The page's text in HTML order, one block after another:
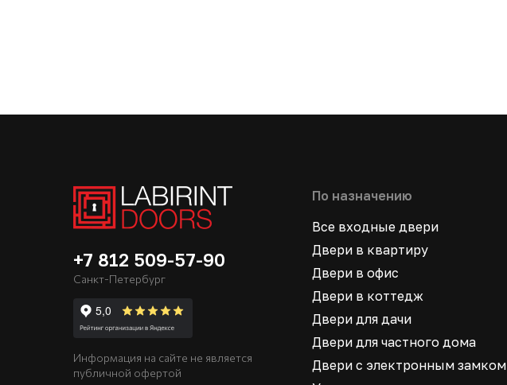
+7 812 509-57-90
Санкт-Петербург
Информация на сайте не является
публичной офертой
По назначению
Все входные двери
Двери в квартиру
Двери в офис
Двери в коттедж
Двери для дачи
Двери для частного дома
Двери с электронным замком